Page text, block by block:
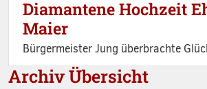
Diamantene Hochzeit
Maier
Bürgermeister Jung überbrachte
Archiv Übersicht